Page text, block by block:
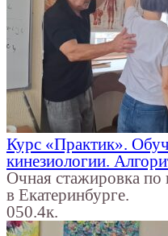
Курс «Практик».
кинезиологии.
Очная стажировка по
в Екатеринбурге.
050.4к.